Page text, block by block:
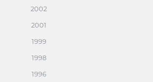
2002
2001
1999
1998
1996